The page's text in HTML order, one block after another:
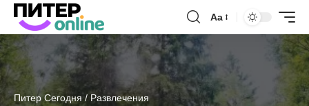
Аа
Питер Сегодня/ Развлечения